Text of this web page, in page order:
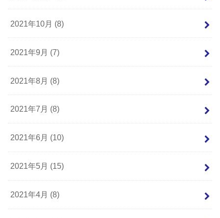
2021年10月 (8)
2021年9月 (7)
2021年8月 (8)
2021年7月 (8)
2021年6月 (10)
2021年5月 (15)
2021年4月 (8)